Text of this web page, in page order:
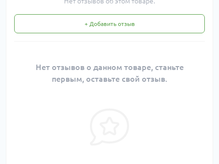
+ Добавить отзыв
Нет отзывов о данном товаре, станьте
первым, оставьте свой отзыв.